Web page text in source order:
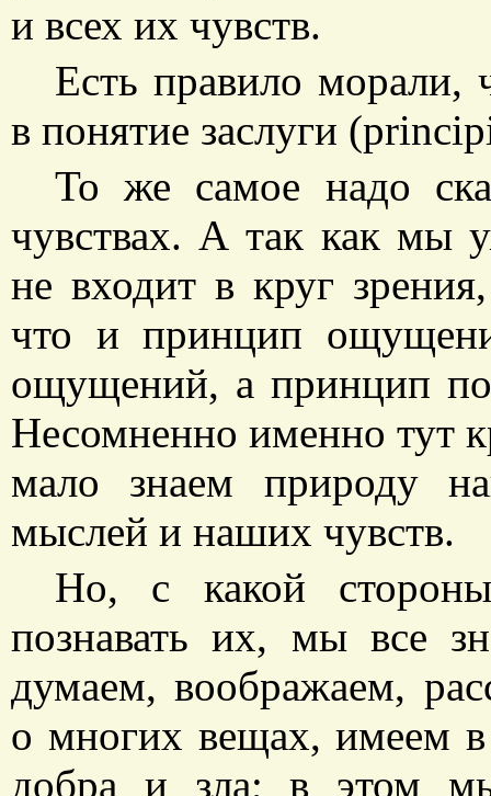
и всех их чувств.
Есть правило морали,
в понятие заслуги
То же самое надо
чувствах. А так как мы
не входит в круг
что и принцип
ощущений, а принцип
Несомненно именно тут
мало знаем природу
мыслей и наших чувств.
Но, с какой
познавать их, мы все
думаем, воображаем,
о многих вещах, имеем в
добра и зла; в этом